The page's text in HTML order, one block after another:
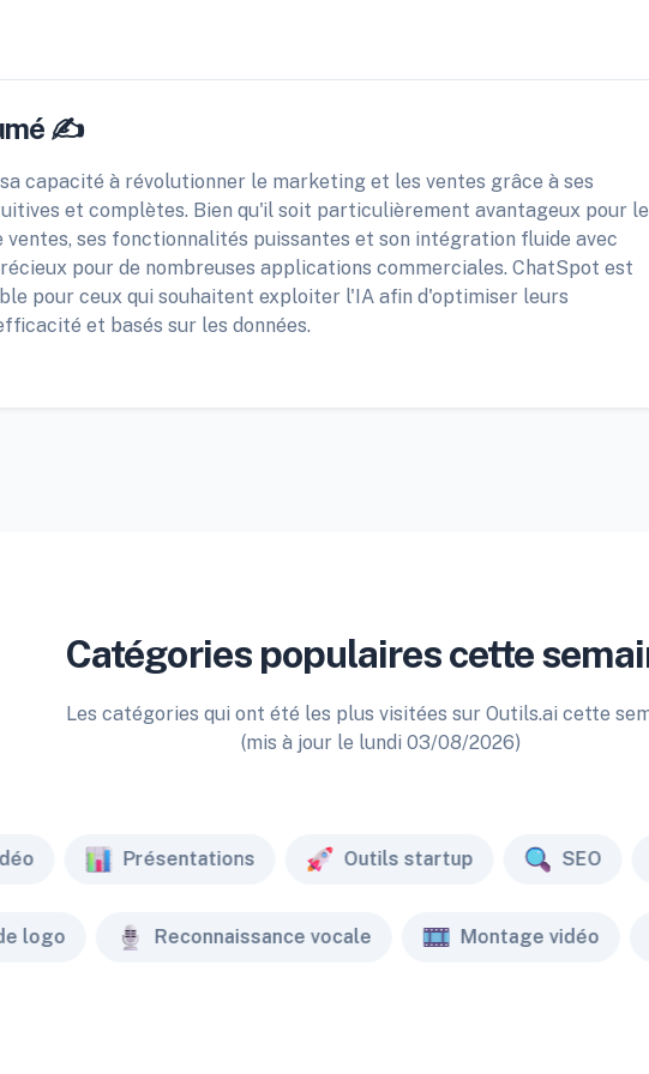
✍️
capacité à révolutionner le marketing et les ventes grâce à ses
et complètes. Bien qu'il soit particulièrement avantageux pour
ventes, ses fonctionnalités puissantes et son intégration fluide avec
pour de nombreuses applications commerciales. ChatSpot est
pour ceux qui souhaitent exploiter l'IA afin d'optimiser leurs
et basés sur les données.
Catégories populaires cette
Les catégories qui ont été les plus visitées sur Outils.ai cette
(mis à jour le lundi 03/08/2026)
Présentations Outils startup SEO
logo Reconnaissance vocale Montage vidéo